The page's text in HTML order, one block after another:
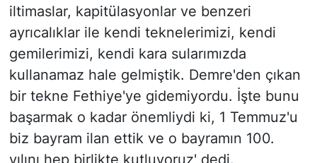
iltimaslar, kapitülasyonlar ve benzeri
ayrıcalıklar ile kendi teknelerimizi, kendi
gemilerimizi, kendi kara sularımızda
kullanamaz hale gelmiştik. Demre'den çıkan
bir tekne Fethiye'ye gidemiyordu. İşte bunu
başarmak o kadar önemliydi ki, 1 Temmuz'u
biz bayram ilan ettik ve o bayramın 100.